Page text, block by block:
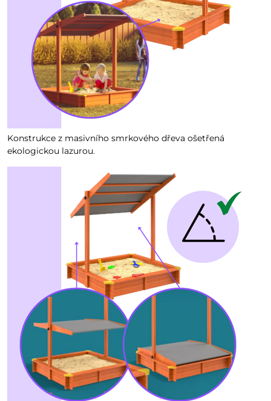
Konstrukce z masivního smrkového dřeva ošetřená
ekologickou lazurou.